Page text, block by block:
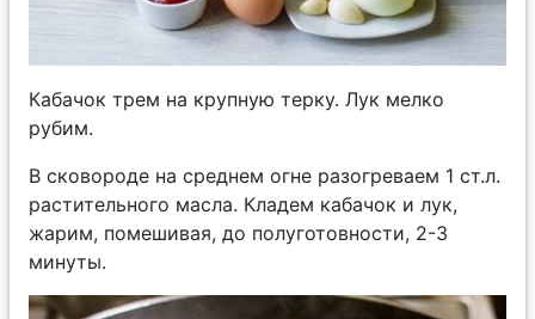
Кабачок трем на крупную терку. Лук мелко
рубим.
В сковороде на среднем огне разогреваем 1 ст.л.
растительного масла. Кладем кабачок и лук,
жарим, помешивая, до полуготовности, 2-3
минуты.